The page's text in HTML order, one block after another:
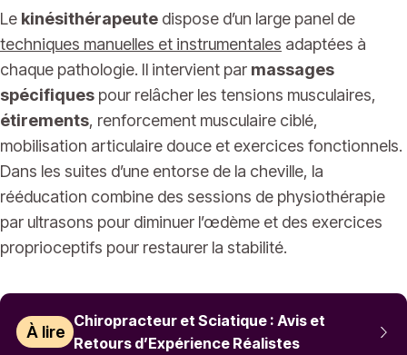
Le kinésithérapeute dispose d’un large panel de
techniques manuelles et instrumentales adaptées à
chaque pathologie. Il intervient par massages
spécifiques pour relâcher les tensions musculaires,
étirements, renforcement musculaire ciblé,
mobilisation articulaire douce et exercices fonctionnels.
Dans les suites d’une entorse de la cheville, la
rééducation combine des sessions de physiothérapie
par ultrasons pour diminuer l’œdème et des exercices
proprioceptifs pour restaurer la stabilité.
À lire
Chiropracteur et Sciatique : Avis et
Retours d’Expérience Réalistes